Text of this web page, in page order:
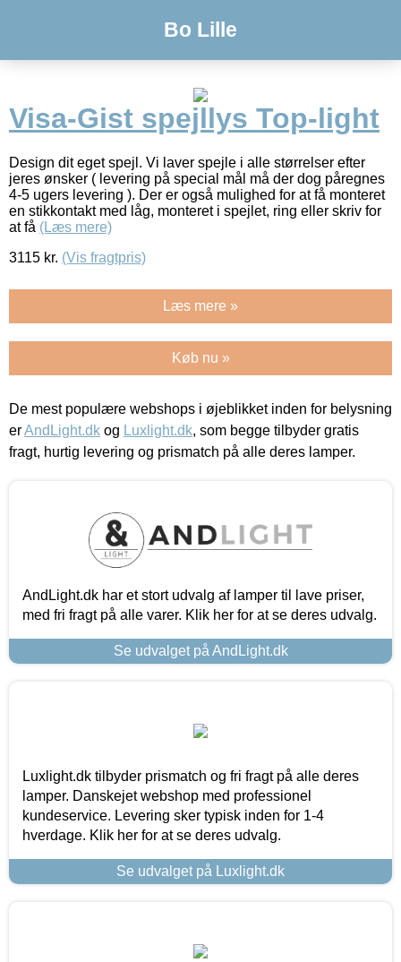
Bo Lille
Visa-Gist spejllys Top-light
Design dit eget spejl. Vi laver spejle i alle størrelser efter
jeres ønsker ( levering på special mål må der dog påregnes
4-5 ugers levering ). Der er også mulighed for at få monteret
en stikkontakt med låg, monteret i spejlet, ring eller skriv for
at få (Læs mere)
3115 kr. (Vis fragtpris)
Læs mere »
Køb nu »
De mest populære webshops i øjeblikket inden for belysning
erAndLight.dk og Luxlight.dk, som begge tilbyder gratis
fragt, hurtig levering og prismatch på alle deres lamper.
AndLight.dk har et stort udvalg af lamper til lave priser,
med fri fragt på alle varer. Klik her for at se deres udvalg.
Se udvalget på AndLight.dk
Luxlight.dk tilbyder prismatch og fri fragt på alle deres
lamper. Danskejet webshop med professionel
kundeservice. Levering sker typisk inden for 1-4
hverdage. Klik her for at se deres udvalg.
Se udvalget på Luxlight.dk